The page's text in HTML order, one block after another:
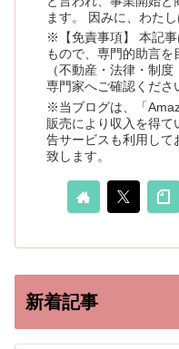
ます。 因みに、わた
※【免責事項】 本記事
もので、専門的助言
（不動産・法律・制
専門家へご確認くださ
※当ブログは、「
販売により収入を得て
告サービスも利用して
致します。
新着記事